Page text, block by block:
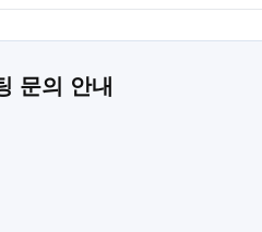
문의 안내